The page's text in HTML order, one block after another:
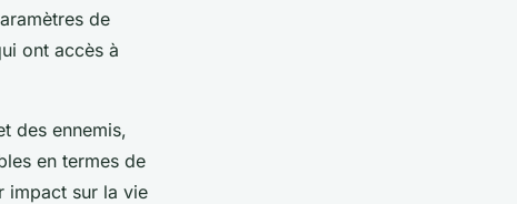
de
ont accès à
des ennemis,
en termes de
impact sur la vie